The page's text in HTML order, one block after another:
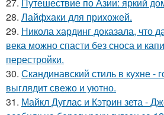
28. Лайфхаки для прихожей.
29. Никола хардинг доказала, что
века можно спасти без сноса и
перестройки.
30. Скандинавский стиль в кухне -
выглядит свежо и уютно.
31. Майкл Дуглас и Кэтрин зета -